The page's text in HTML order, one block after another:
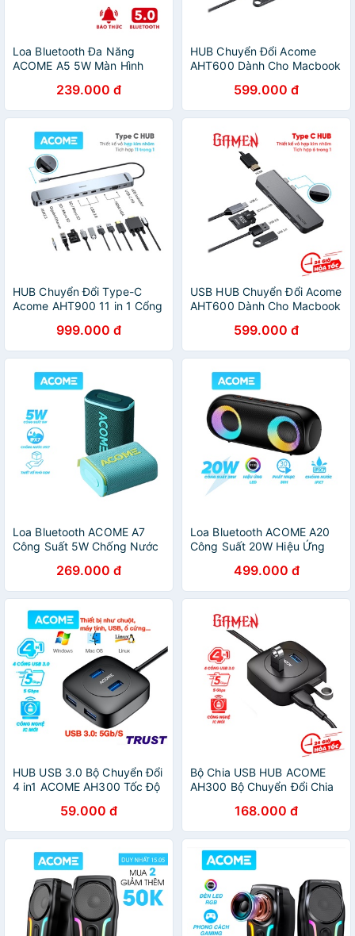
Loa Bluetooth Đa Năng
ACOME A5 5W Màn Hình
Trợ Thẻ Nhớ & Nghe FM
Hàng Bảo Hành Chính Hãng
239.000 đ
HUB Chuyển Đổi Acome
AHT600 Dành Cho Macbook
599.000 đ
HUB Chuyển Đổi Type-C
Acome AHT900 11 in 1 Cổng
999.000 đ
USB HUB Chuyển Đổi Acome
AHT600 Dành Cho Macbook
599.000 đ
Loa Bluetooth ACOME A7
Công Suất 5W Chống Nước
Cao Bass Mạnh Bluetooth
5.0 Play Time 10h
269.000 đ
Loa Bluetooth ACOME A20
Công Suất 20W Hiệu Ứng
30H Sử Dụng499.000 đ
HUB USB 3.0 Bộ Chuyển Đổi
4 in1 ACOME AH300 Tốc Độ
IC Mới - Hàng Chính Hãng
59.000 đ
Bộ Chia USB HUB ACOME
AH300 Bộ Chuyển Đổi Chia
Cao Dùng Cho Điện Thoại
Laptop PC
168.000 đ